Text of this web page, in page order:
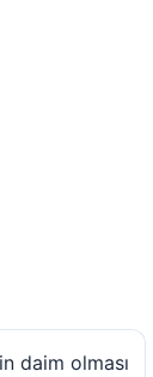
daim olması